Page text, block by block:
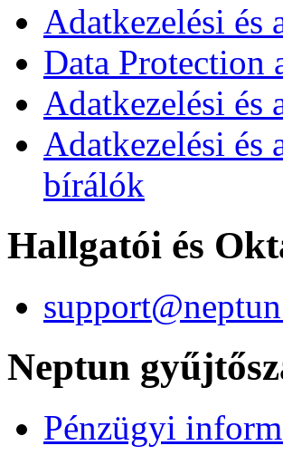
Adatkezelési és
Data Protection
Adatkezelési és
Adatkezelési és
bírálók
Hallgatói és
Neptun
Pénzügyi